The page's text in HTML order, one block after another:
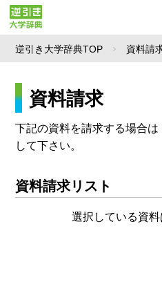
逆引き大学辞典TOP 資料請
資料請求
下記の資料を請求する場合
して下さい。
資料請求リスト
選択している資料